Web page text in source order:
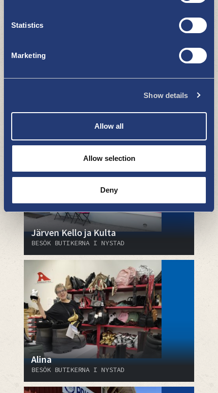
Statistics
Marketing
Show details
Allow all
Allow selection
Deny
BESÖK BUTIKERNA I NYSTAD
Järven Kello ja Kulta
BESÖK BUTIKERNA I NYSTAD
Alina
BESÖK BUTIKERNA I NYSTAD